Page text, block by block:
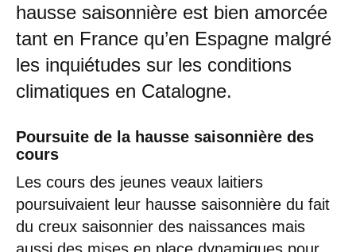
hausse saisonnière est bien amorcée
tant en France qu’en Espagne malgré
les inquiétudes sur les conditions
climatiques en Catalogne.
Poursuite de la hausse saisonnière des
cours
Les cours des jeunes veaux laitiers
poursuivaient leur hausse saisonnière du fait
du creux saisonnier des naissances mais